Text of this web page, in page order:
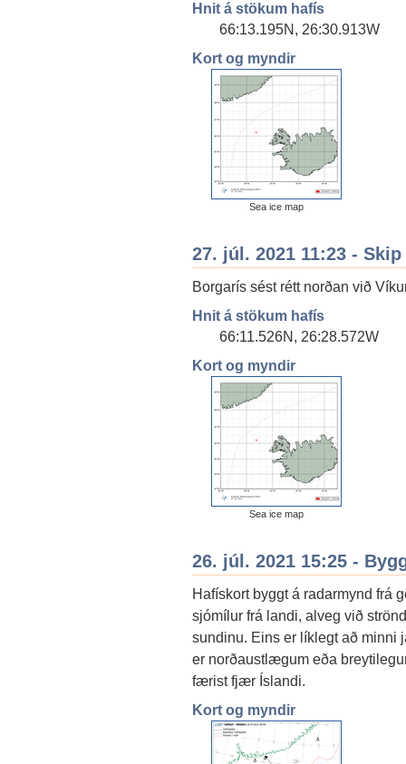
Hnit á stökum hafís
66:13.195N, 26:30.913W
Kort og myndir
Sea ice map
27. júl. 2021 11:23 - Skip
Borgarís sést rétt norðan við
Hnit á stökum hafís
66:11.526N, 26:28.572W
Kort og myndir
Sea ice map
26. júl. 2021 15:25 -
Hafískort byggt á radarmynd frá
sjómílur frá landi, alveg við
sundinu. Eins er líklegt að minni
er norðaustlægum eða
færist fjær Íslandi.
Kort og myndir